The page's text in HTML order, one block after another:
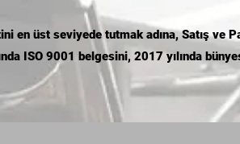
en üst seviyede tutmak adına, Satış ve
ISO 9001 belgesini, 2017 yılında